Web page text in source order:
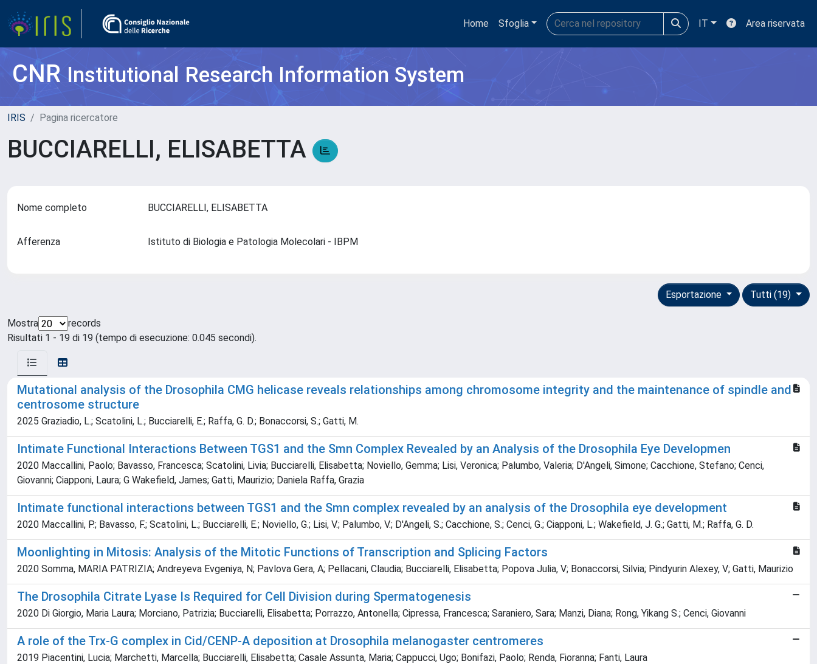
Home Sfoglia IT Area riservata
CNRInstitutional Research Information System
IRIS Pagina ricercatore
BUCCIARELLI, ELISABETTA
Nome completo BUCCIARELLI, ELISABETTA
Afferenza Istituto di Biologia e Patologia Molecolari - IBPM
Tutti (19)
Esportazione
Mostra
records
Risultati 1 - 19 di 19 (tempo di esecuzione: 0.045 secondi).
Mutational analysis of the Drosophila CMG helicase reveals relationships among chromosome integrity and the maintenance of spindle and
centrosome structure
2025 Graziadio, L.; Scatolini, L.; Bucciarelli, E.; Raffa, G. D.; Bonaccorsi, S.; Gatti, M.
Intimate Functional Interactions Between TGS1 and the Smn Complex Revealed by an Analysis of the Drosophila Eye Developmen
2020 Maccallini, Paolo; Bavasso, Francesca; Scatolini, Livia; Bucciarelli, Elisabetta; Noviello, Gemma; Lisi, Veronica; Palumbo, Valeria; D'Angeli, Simone; Cacchione, Stefano; Cenci,
Giovanni; Ciapponi, Laura; G Wakefield, James; Gatti, Maurizio; Daniela Raffa, Grazia
Intimate functional interactions between TGS1 and the Smn complex revealed by an analysis of the Drosophila eye development
2020 Maccallini, P.; Bavasso, F.; Scatolini, L.; Bucciarelli, E.; Noviello, G.; Lisi, V.; Palumbo, V.; D'Angeli, S.; Cacchione, S.; Cenci, G.; Ciapponi, L.; Wakefield, J. G.; Gatti, M.; Raffa, G. D.
Moonlighting in Mitosis: Analysis of the Mitotic Functions of Transcription and Splicing Factors
2020 Somma, MARIA PATRIZIA; Andreyeva Evgeniya, N; Pavlova Gera, A; Pellacani, Claudia; Bucciarelli, Elisabetta; Popova Julia, V; Bonaccorsi, Silvia; Pindyurin Alexey, V; Gatti, Maurizio
The Drosophila Citrate Lyase Is Required for Cell Division during Spermatogenesis
2020 Di Giorgio, Maria Laura; Morciano, Patrizia; Bucciarelli, Elisabetta; Porrazzo, Antonella; Cipressa, Francesca; Saraniero, Sara; Manzi, Diana; Rong, Yikang S.; Cenci, Giovanni
A role of the Trx-G complex in Cid/CENP-A deposition at Drosophila melanogaster centromeres
2019 Piacentini, Lucia; Marchetti, Marcella; Bucciarelli, Elisabetta; Casale Assunta, Maria; Cappucci, Ugo; Bonifazi, Paolo; Renda, Fioranna; Fanti, Laura